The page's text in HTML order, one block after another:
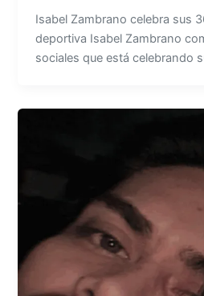
Isabel Zambrano celebra sus
deportiva Isabel Zambrano
sociales que está celebrando